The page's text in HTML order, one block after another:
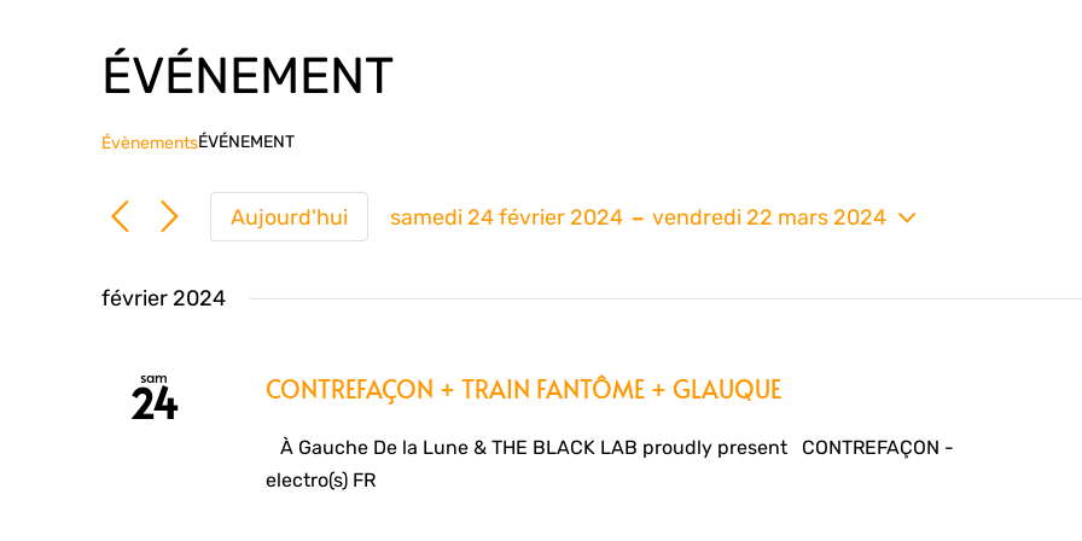
ÉVÉNEMENT
ÉvènementsÉVÉNEMENT
Aujourd'hui samedi 24 février 2024 - vendredi 22 mars 2024
février 2024
sam
24 CONTREFAÇON + TRAIN FANTÔME + GLAUQUE
À Gauche De la Lune & THE BLACK LAB proudly present CONTREFAÇON -
electro(s) FR